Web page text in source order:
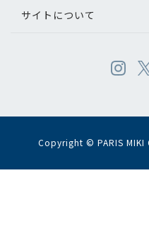
サイトについて
Copyright © PARIS MIKI